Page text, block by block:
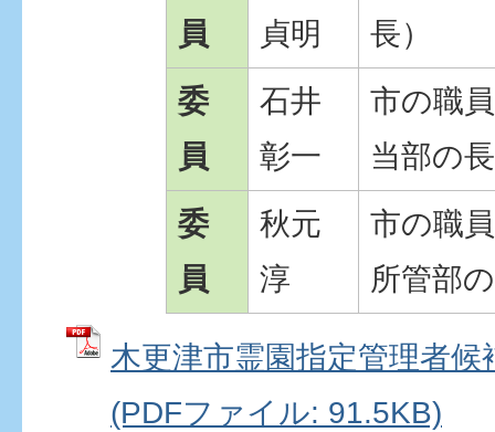
員
貞明
長）
委
員
石井
彰一
市の職
当部の
委
員
秋元
淳
市の職
所管部
木更津市霊園指定管理者候
(PDFファイル: 91.5KB)